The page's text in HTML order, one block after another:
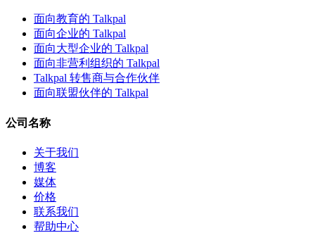
面向教育的 Talkpal
面向企业的 Talkpal
面向大型企业的 Talkpal
面向非营利组织的 Talkpal
Talkpal 转售商与合作伙伴
面向联盟伙伴的 Talkpal
公司名称
关于我们
博客
媒体
价格
联系我们
帮助中心